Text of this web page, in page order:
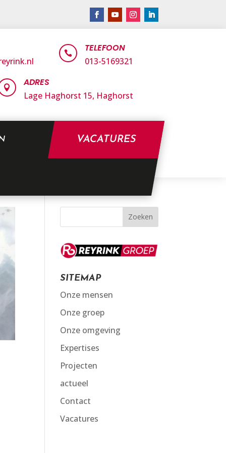
 TELEFOON
013-5169321
 ADRES
Lage Haghorst 15, Haghorst
VACATURES
SITEMAP
Onze mensen
Onze groep
Onze omgeving
Expertises
Projecten
actueel
Contact
Vacatures